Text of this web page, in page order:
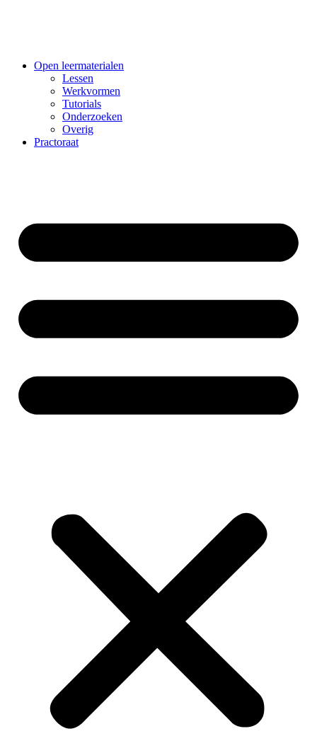
Open leermaterialen
Lessen
Werkvormen
Tutorials
Onderzoeken
Overig
Practoraat